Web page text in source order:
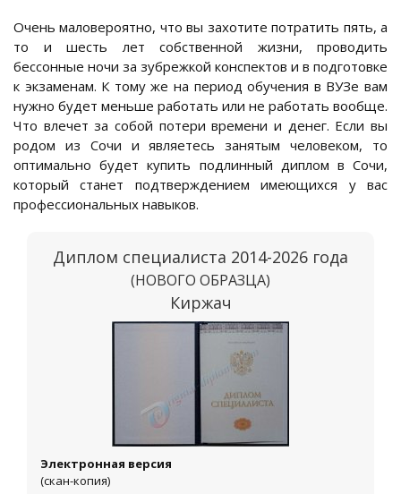
Очень маловероятно, что вы захотите потратить пять, а
то и шесть лет собственной жизни, проводить
бессонные ночи за зубрежкой конспектов и в подготовке
к экзаменам. К тому же на период обучения в ВУЗе вам
нужно будет меньше работать или не работать вообще.
Что влечет за собой потери времени и денег. Если вы
родом из Сочи и являетесь занятым человеком, то
оптимально будет купить подлинный диплом в Сочи,
который станет подтверждением имеющихся у вас
профессиональных навыков.
Диплом специалиста 2014-2026 года
(НОВОГО ОБРАЗЦА)
Киржач
Электронная версия
(скан-копия)